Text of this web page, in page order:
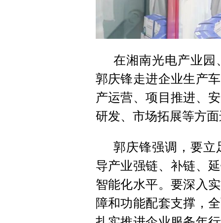
在湘南光电产业园
郭庆锋走进企业生产
产运营、项目推进、
研发、市场拓展等方
郭庆锋强调，要立
导产业强链、补链、
智能化水平。要深入
障和功能配套支撑，